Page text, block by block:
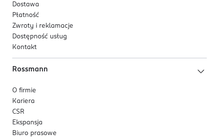
Dostawa
Płatność
Zwroty i reklamacje
Dostępność usług
Kontakt
Rossmann
O firmie
Kariera
CSR
Ekspansja
Biuro prasowe